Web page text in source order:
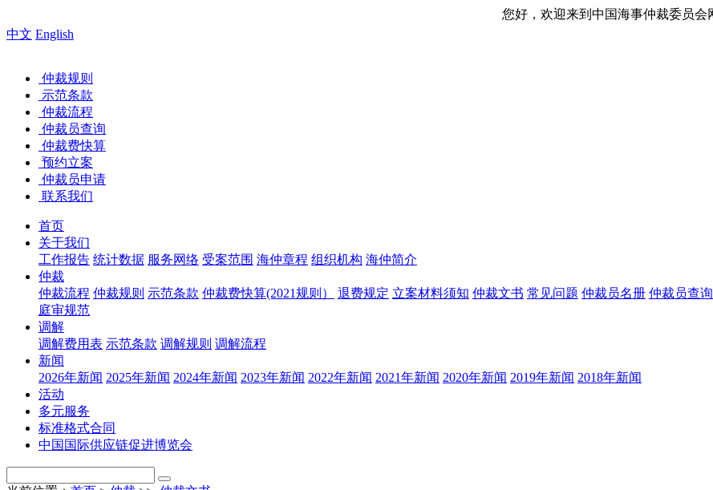
您好，欢迎来到中国海事仲裁委员会网站！ 今天是
中文 English
仲裁规则
示范条款
仲裁流程
仲裁员查询
仲裁费快算
预约立案
仲裁员申请
联系我们
首页
关于我们
工作报告 统计数据 服务网络 受案范围 海仲章程 组织机构 海仲简介
仲裁
仲裁流程 仲裁规则 示范条款 仲裁费快算(2021规则） 退费规定 立案材料须知 仲裁文书 常见问题 仲裁员名册 仲裁员查询
庭审规范
调解
调解费用表 示范条款 调解规则 调解流程
新闻
2026年新闻 2025年新闻 2024年新闻 2023年新闻 2022年新闻 2021年新闻 2020年新闻 2019年新闻 2018年新闻
活动
多元服务
标准格式合同
中国国际供应链促进博览会